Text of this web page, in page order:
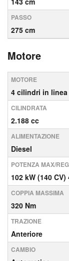
PASSO
275 cm
Motore
MOTORE
4 cilindri in linea
CILINDRATA
2.188 cc
ALIMENTAZIONE
Diesel
POTENZA MAX/
102 kW (140
COPPIA MASSIMA
320 Nm
TRAZIONE
Anteriore
CAMBIO